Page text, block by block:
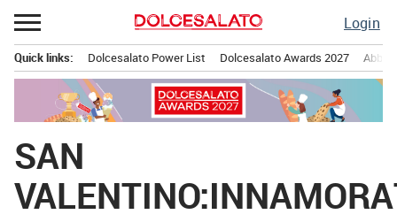
Passa
al
contenuto
Login
principale
Quick links: Dolcesalato Power List Dolcesalato Awards 2027
SAN